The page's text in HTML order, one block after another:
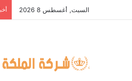
السبت, أغسطس 8 2026